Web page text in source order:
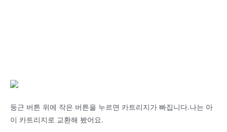
둥근 버튼 위에 작은 버튼을 누르면 카트리지가 빠집니다.나는 아
이 카트리지로 교환해 봤어요.